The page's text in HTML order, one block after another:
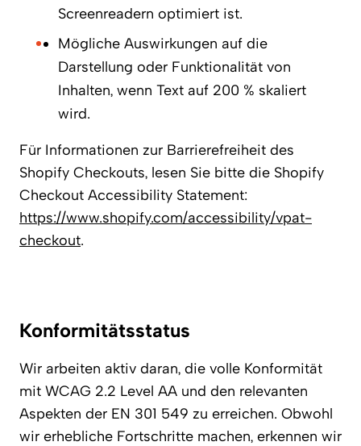
Screenreadern optimiert ist.
Mögliche Auswirkungen auf die
Darstellung oder Funktionalität von
Inhalten, wenn Text auf 200 % skaliert
wird.
Für Informationen zur Barrierefreiheit des
Shopify Checkouts, lesen Sie bitte die Shopify
Checkout Accessibility Statement:
https://www.shopify.com/accessibility/vpat-
checkout.
Konformitätsstatus
Wir arbeiten aktiv daran, die volle Konformität
mit WCAG 2.2 Level AA und den relevanten
Aspekten der EN 301 549 zu erreichen. Obwohl
wir erhebliche Fortschritte machen, erkennen wir